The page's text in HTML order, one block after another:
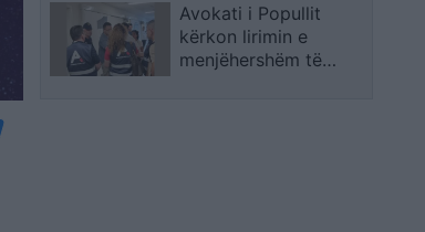
s’do t’i harroj kurrë
Avokati i Popullit
kërkon lirimin e
menjëhershëm të